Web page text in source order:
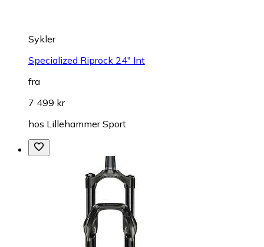
Sykler
Specialized Riprock 24" Int
fra
7 499 kr
hos Lillehammer Sport